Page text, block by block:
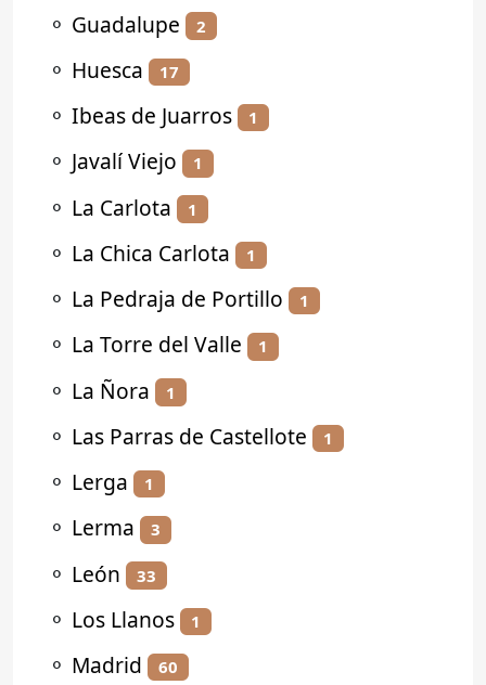
⚬ Guadalupe 2
⚬ Huesca 17
⚬ Ibeas de Juarros 1
⚬ Javalí Viejo 1
⚬ La Carlota 1
⚬ La Chica Carlota 1
⚬ La Pedraja de Portillo 1
⚬ La Torre del Valle 1
⚬ La Ñora 1
⚬ Las Parras de Castellote 1
⚬ Lerga 1
⚬ Lerma 3
⚬ León 33
⚬ Los Llanos 1
⚬ Madrid 60